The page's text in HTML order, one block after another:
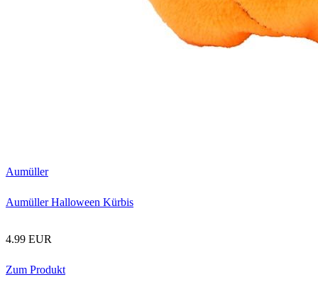
Aumüller
Aumüller Halloween Kürbis
4.99 EUR
Zum Produkt